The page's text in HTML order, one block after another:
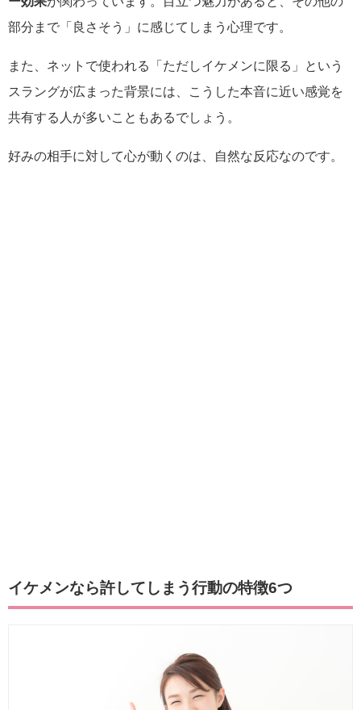
部分まで「良さそう」に感じてしまう心理です。
また、ネットで使われる「ただしイケメンに限る」という
スラングが広まった背景には、こうした本音に近い感覚を
共有する人が多いこともあるでしょう。
好みの相手に対して心が動くのは、自然な反応なのです。
イケメンなら許してしまう行動の特徴6つ